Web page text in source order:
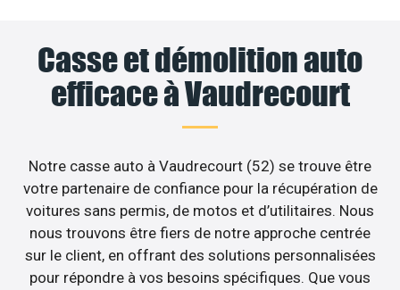
Casse et démolition auto
efficace à Vaudrecourt
Notre casse auto à Vaudrecourt (52) se trouve être
votre partenaire de confiance pour la récupération de
voitures sans permis, de motos et d’utilitaires. Nous
nous trouvons être fiers de notre approche centrée
sur le client, en offrant des solutions personnalisées
pour répondre à vos besoins spécifiques. Que vous